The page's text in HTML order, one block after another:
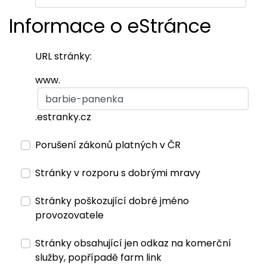
Informace o eStránce
URL stránky:
www.
.estranky.cz
Porušení zákonů platných v ČR
Stránky v rozporu s dobrými mravy
Stránky poškozující dobré jméno
provozovatele
Stránky obsahující jen odkaz na komerční
služby, popřípadě farm link